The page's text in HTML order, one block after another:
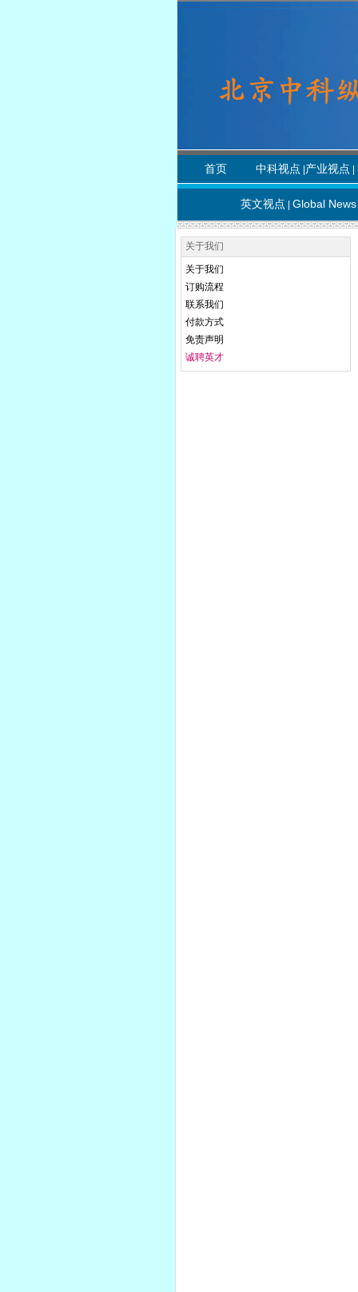
首页 中科视点 产业视点
英文视点 Global News
关于我们
关于我们
订购流程
联系我们
付款方式
免责声明
诚聘英才